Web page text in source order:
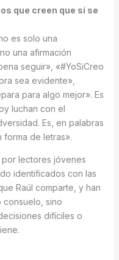
que creen que sí se
es solo una
una afirmación
seguir», «#YoSiCreo
sea evidente»,
para algo mejor». Es
luchan con el
Es, en palabras
de letras».
lectores jóvenes
identificados con las
Raúl comparte, y han
consuelo, sino
difíciles o